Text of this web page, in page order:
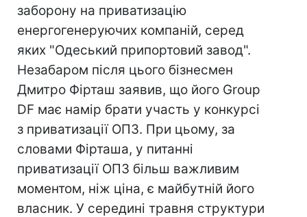
заборону на приватизацію
енергогенеруючих компаній, серед
яких "Одеський припортовий завод".
Незабаром після цього бізнесмен
Дмитро Фірташ заявив, що його Group
DF має намір брати участь у конкурсі
з приватизації ОПЗ. При цьому, за
словами Фірташа, у питанні
приватизації ОПЗ більш важливим
моментом, ніж ціна, є майбутній його
власник. У середині травня структури